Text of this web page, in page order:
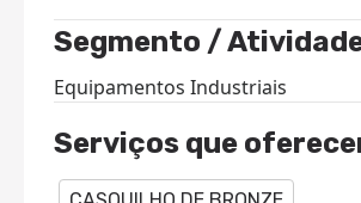
Segmento /
Equipamentos Industriais
Serviços que